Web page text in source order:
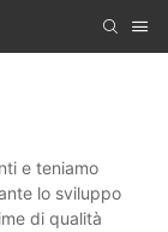
e teniamo
lo sviluppo
di qualità